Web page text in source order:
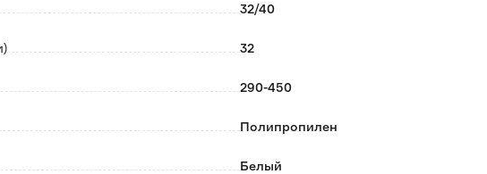
32/40
32
290-450
Полипропилен
Белый